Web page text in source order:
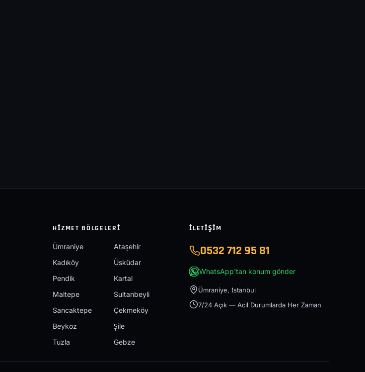
HIZMET BÖLGELERI
Ümraniye
Ataşehir
Kadıköy
Üsküdar
Pendik
Kartal
Maltepe
Sultanbeyli
Sancaktepe
Çekmeköy
Beykoz
Şile
Tuzla
Gebze
İLETIŞIM
0532 712 95 81
WhatsApp'tan konum gönder
Ümraniye, İstanbul
7/24 Açık — Acil Durumlarda Her Zaman